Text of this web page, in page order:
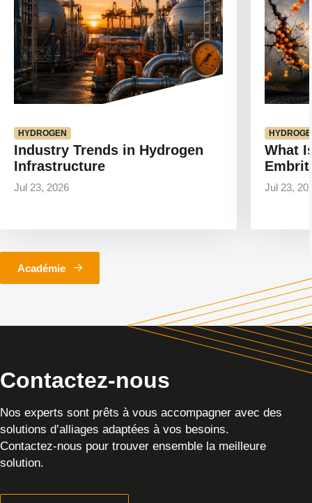
HYDROGEN
Industry Trends in Hydrogen
Infrastructure
Jul 23, 2026
What
Jul 23,
Académie
Contactez-nous
Nos experts sont prêts à vous accompagner avec des
solutions d’alliages adaptées à vos besoins.
Contactez-nous pour trouver ensemble la meilleure
solution.